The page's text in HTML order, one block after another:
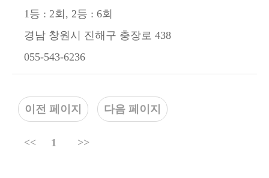
1등 : 2회, 2등 : 6회
경남 창원시 진해구 충장로 438
055-543-6236
이전 페이지 다음 페이지
<< 1 >>